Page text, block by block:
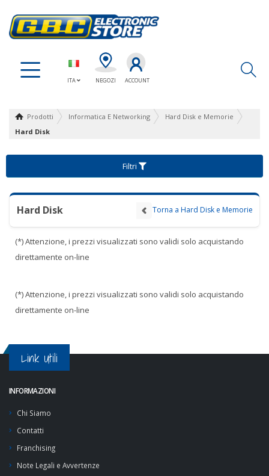
ITA NEGOZI ACCOUNT
Prodotti Informatica E Networking
Hard Disk e Memorie
Hard Disk
Filtri
Hard Disk Torna a Hard Disk e Memorie
(*) Attenzione, i prezzi visualizzati sono validi solo acquistando
direttamente on-line
(*) Attenzione, i prezzi visualizzati sono validi solo acquistando
direttamente on-line
Link Utili
INFORMAZIONI
Chi Siamo
Contatti
Franchising
Note Legali e Avvertenze